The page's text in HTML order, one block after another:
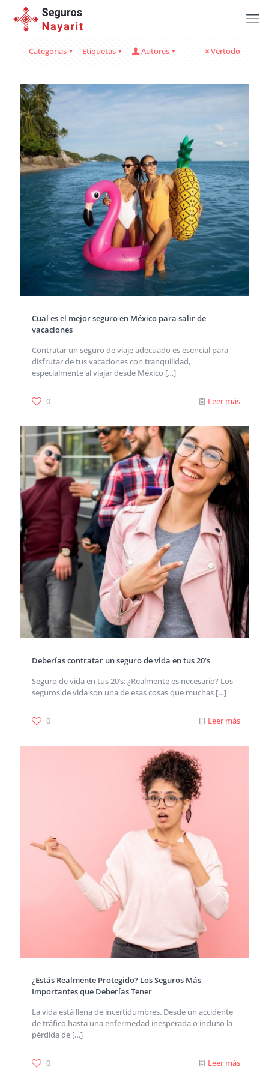
Categorias Etiquetas Autores Vertodo
Cual es el mejor seguro en México para salir de
vacaciones
Contratar un seguro de viaje adecuado es esencial para
disfrutar de tus vacaciones con tranquilidad,
especialmente al viajar desde México […]
0 Leer más
Deberías contratar un seguro de vida en tus 20’s
Seguro de vida en tus 20’s: ¿Realmente es necesario? Los
seguros de vida son una de esas cosas que muchas […]
0 Leer más
¿Estás Realmente Protegido? Los Seguros Más
Importantes que Deberías Tener
La vida está llena de incertidumbres. Desde un accidente
de tráfico hasta una enfermedad inesperada o incluso la
pérdida de […]
0 Leer más